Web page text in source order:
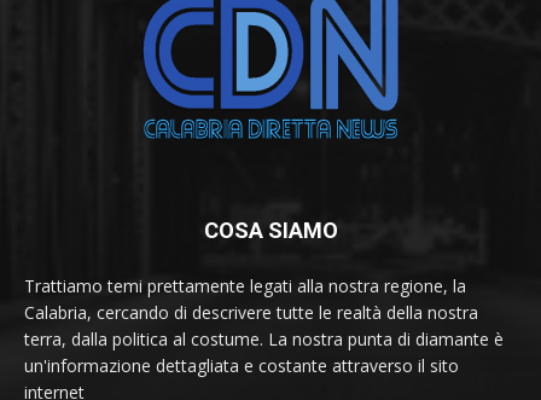
COSA SIAMO
Trattiamo temi prettamente legati alla nostra regione, la
Calabria, cercando di descrivere tutte le realtà della nostra
terra, dalla politica al costume. La nostra punta di diamante è
un'informazione dettagliata e costante attraverso il sito
internet